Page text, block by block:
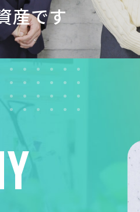
産です